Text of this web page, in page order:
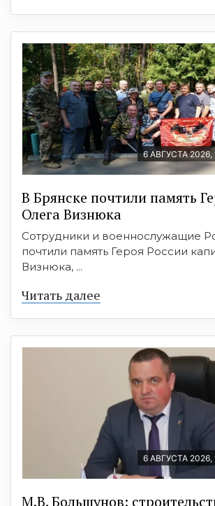
6 АВГУСТА 2026,
В Брянске почтили память
Олега Визнюка
Сотрудники и военнослужащие
почтили память Героя России
Визнюка, ...
Читать далее
6 АВГУСТА 2026,
М.В. Большунов: